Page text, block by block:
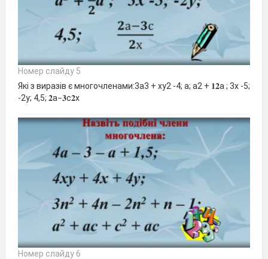
Номер слайду 5
Які з виразів є многочленами:3а3 + ху2 -4; а; а2 + 𝟏𝟐а ; 3х -5;
-2у; 4,5; 𝟐а−𝟑с𝟐х
Номер слайду 6